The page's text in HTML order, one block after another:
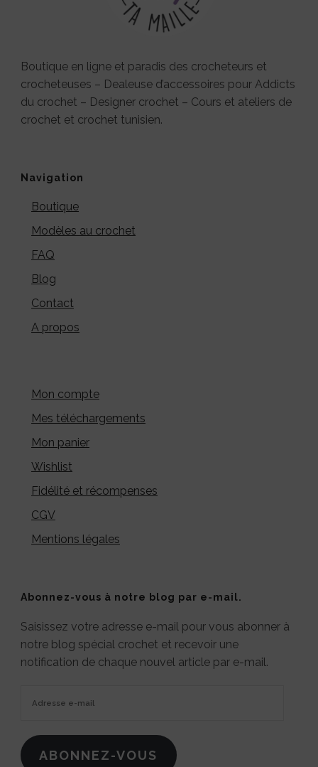
Boutique en ligne et paradis des crocheteurs et
crocheteuses – Dealeuse d’accessoires pour Addicts
du crochet – Designer crochet – Cours et ateliers de
crochet et crochet tunisien.
Navigation
Boutique
Modèles au crochet
FAQ
Blog
Contact
A propos
Mon compte
Mes téléchargements
Mon panier
Wishlist
Fidélité et récompenses
CGV
Mentions légales
Abonnez-vous à notre blog par e-mail.
Saisissez votre adresse e-mail pour vous abonner à
notre blog spécial crochet et recevoir une
notification de chaque nouvel article par e-mail.
ABONNEZ-VOUS